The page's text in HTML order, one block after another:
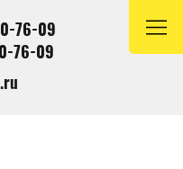
76-09
76-09